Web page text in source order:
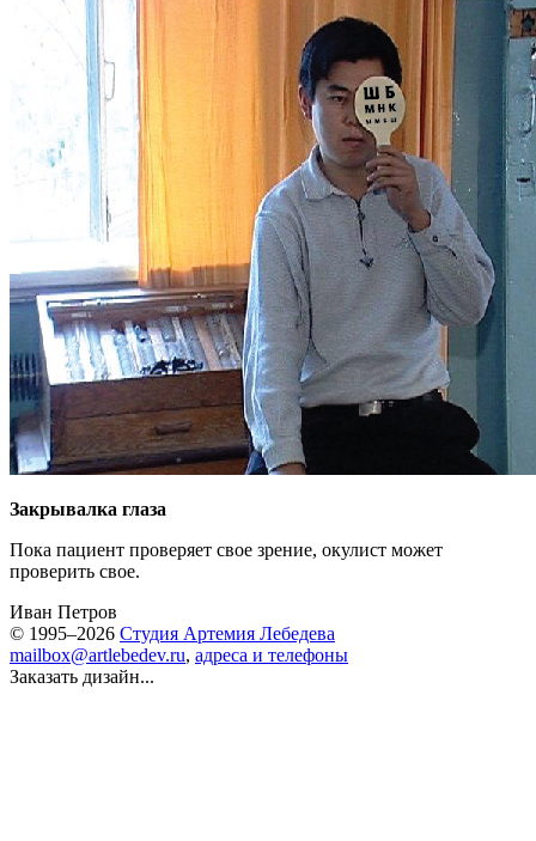
Закрывалка глаза
Пока пациент проверяет свое зрение, окулист может
проверить свое.
Иван Петров
© 1995–2026 Студия Артемия Лебедева
mailbox@artlebedev.ru, адреса и телефоны
Заказать дизайн...